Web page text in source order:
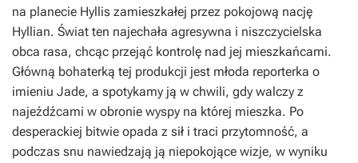
na planecie Hyllis zamieszkałej przez pokojową nację
Hyllian. Świat ten najechała agresywna i niszczycielska
obca rasa, chcąc przejąć kontrolę nad jej mieszkańcami.
Główną bohaterką tej produkcji jest młoda reporterka o
imieniu Jade, a spotykamy ją w chwili, gdy walczy z
najeźdźcami w obronie wyspy na której mieszka. Po
desperackiej bitwie opada z sił i traci przytomność, a
podczas snu nawiedzają ją niepokojące wizje, w wyniku